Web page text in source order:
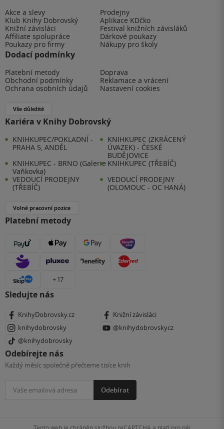
Akce a slevy
Prodejny
Klub Knihy Dobrovský
Aplikace KDčko
Knižní závisláci
Festival knižních závisláků
Affiliate spolupráce
Dárkové poukazy
Poukazy pro firmy
Nákupy pro školy
Dodací podmínky
Platební metody
Doprava
Obchodní podmínky
Reklamace a vrácení
Ochrana osobních údajů
Nastavení cookies
Vše důležité
Kariéra v Knihy Dobrovský
KNIHKUPEC/POKLADNÍ -
PRAHA 5, ANDĚL
KNIHKUPEC (ZKRÁCENÝ
ÚVAZEK) - ČESKÉ
BUDĚJOVICE
KNIHKUPEC - BRNO (Galerie
Vaňkovka)
KNIHKUPEC (TŘEBÍČ)
VEDOUCÍ PRODEJNY
(TŘEBÍČ)
VEDOUCÍ PRODEJNY
(OLOMOUC - OC HANÁ)
Volné pracovní pozice
Platební metody
+ 17
Sledujte nás
KnihyDobrovsky.cz
Knižní závisláci
knihydobrovsky
@knihydobrovskycz
@knihydobrovsky
Odebírejte nás
Každý měsíc společně přečteme tisíce knih
Odebírat
Tento web je chráněn službou reCAPTCHA a platí pro něj